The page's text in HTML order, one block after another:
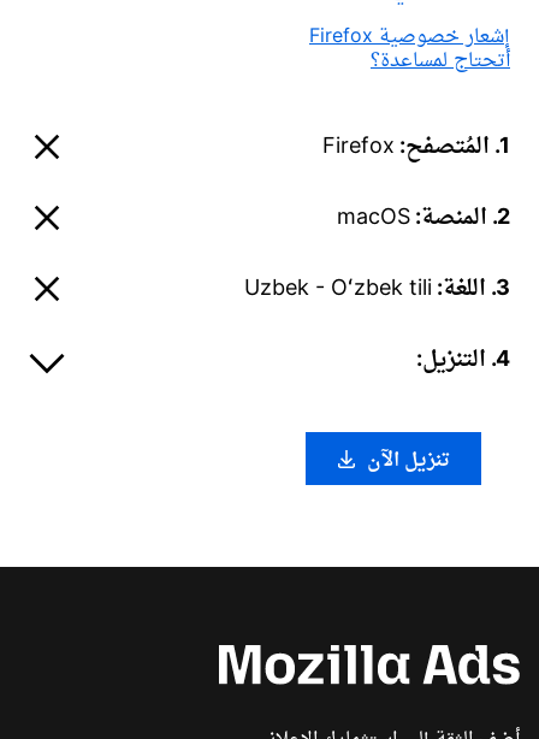
إشعار خصوصية Firefox
أتحتاج لمساعدة؟
1. المُتصفح: Firefox
2. المنصة: macOS
3. اللغة: Uzbek - Oʻzbek tili
4. التنزيل:
تنزيل الآن